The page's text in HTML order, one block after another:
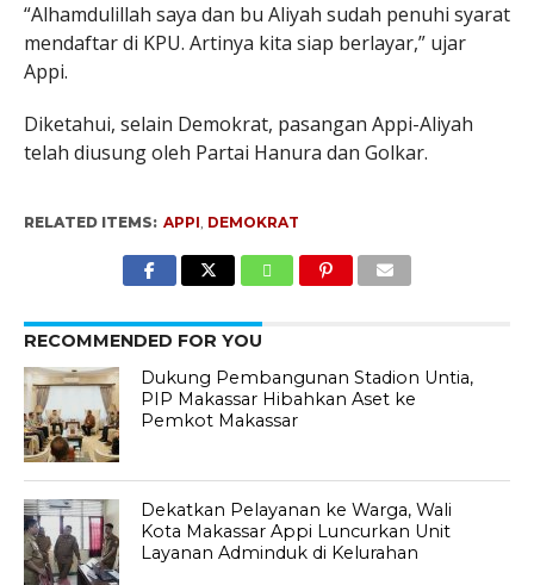
“Alhamdulillah saya dan bu Aliyah sudah penuhi syarat
mendaftar di KPU. Artinya kita siap berlayar,” ujar
Appi.
Diketahui, selain Demokrat, pasangan Appi-Aliyah
telah diusung oleh Partai Hanura dan Golkar.
RELATED ITEMS: APPI, DEMOKRAT
RECOMMENDED FOR YOU
Dukung Pembangunan Stadion Untia,
PIP Makassar Hibahkan Aset ke
Pemkot Makassar
Dekatkan Pelayanan ke Warga, Wali
Kota Makassar Appi Luncurkan Unit
Layanan Adminduk di Kelurahan